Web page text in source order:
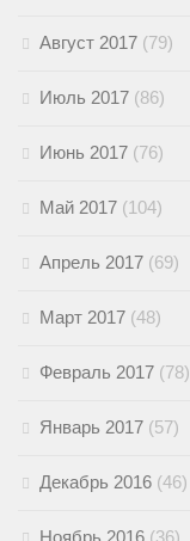
Август 2017 (79)
Июль 2017 (86)
Июнь 2017 (76)
Май 2017 (104)
Апрель 2017 (69)
Март 2017 (48)
Февраль 2017 (78)
Январь 2017 (57)
Декабрь 2016 (46)